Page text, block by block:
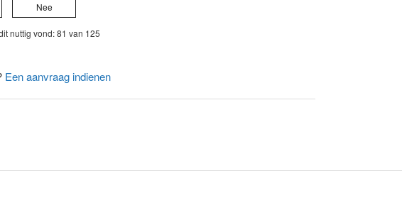
Nee
nuttig vond: 81 van 125
Een aanvraag indienen